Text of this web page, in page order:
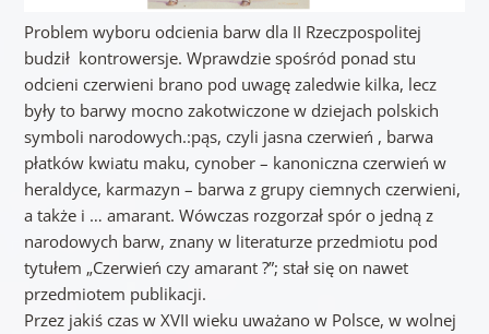
Problem wyboru odcienia barw dla II Rzeczpospolitej
budził kontrowersje. Wprawdzie spośród ponad stu
odcieni czerwieni brano pod uwagę zaledwie kilka, lecz
były to barwy mocno zakotwiczone w dziejach polskich
symboli narodowych.:pąs, czyli jasna czerwień , barwa
płatków kwiatu maku, cynober – kanoniczna czerwień w
heraldyce, karmazyn – barwa z grupy ciemnych czerwieni,
a także i … amarant. Wówczas rozgorzał spór o jedną z
narodowych barw, znany w literaturze przedmiotu pod
tytułem „Czerwień czy amarant ?”; stał się on nawet
przedmiotem publikacji.
Przez jakiś czas w XVII wieku uważano w Polsce, w wolnej